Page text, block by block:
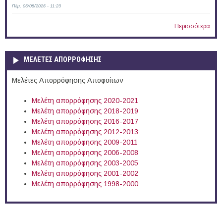
Πέμ, 06/08/2026 - 11:23
Περισσότερα
ΜΕΛΕΤΕΣ ΑΠΟΡΡΟΦΗΣΗΣ
Μελέτες Απορρόφησης Αποφοίτων
Μελέτη απορρόφησης 2020-2021
Μελέτη απορρόφησης 2018-2019
Μελέτη απορρόφησης 2016-2017
Μελέτη απορρόφησης 2012-2013
Μελέτη απορρόφησης 2009-2011
Μελέτη απορρόφησης 2006-2008
Μελέτη απορρόφησης 2003-2005
Μελέτη απορρόφησης 2001-2002
Μελέτη απορρόφησης 1998-2000